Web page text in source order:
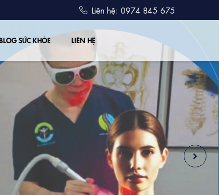
Liên hệ: 0974 845 675
SỨC KHỎE LIÊN HỆ